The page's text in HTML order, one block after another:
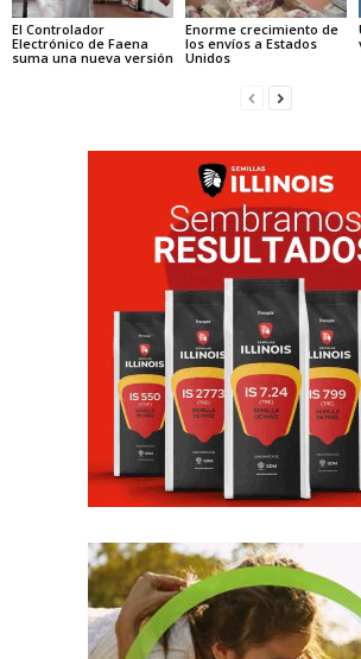
El Controlador
Electrónico de Faena
suma una nueva versión
Enorme crecimiento de
los envíos a Estados
Unidos